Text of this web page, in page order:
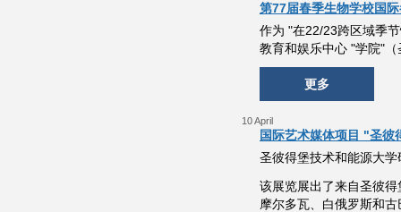
第77届春季生物学校国
作为 "在22/23跨区域季
教育和娱乐中心 "学院"
更多
10 April
国际艺术媒体项目 "圣
圣彼得堡技术和能源大
该展览展出了来自圣彼
摩尔多瓦、白俄罗斯和